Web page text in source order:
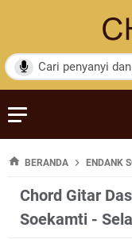
BERANDA ENDANK
Chord Gitar
Soekamti -